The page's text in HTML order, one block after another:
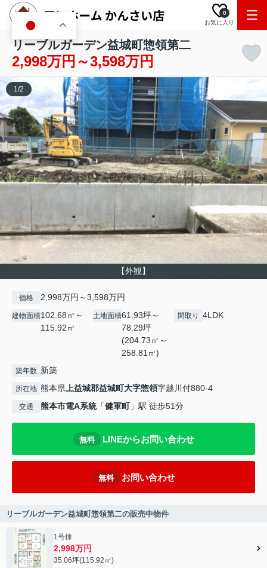
お気に入り
0
リーブルガーデン益城町惣領第二
2,998万円～3,598万円
【外観】
1/2
価格 2,998万円～3,598万円
建物面積102.68㎡～
115.92㎡
土地面積61.93坪～
78.29坪
(204.73㎡～
258.81㎡)
間取り 4LDK
築年数 新築
所在地 熊本県上益城郡益城町大字惣領字越川付880-4
交通 熊本市電A系統「健軍町」駅 徒歩51分
無料 LINEからお問い合わせ
無料 お問い合わせ
リーブルガーデン益城町惣領第二の販売中物件
1号棟
2,998万円
35.06坪(115.92㎡)